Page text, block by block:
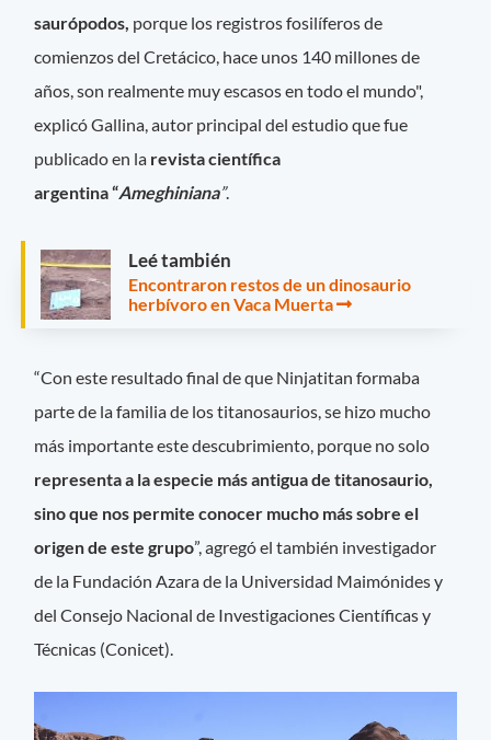
saurópodos, porque los registros fosilíferos de
comienzos del Cretácico, hace unos 140 millones de
años, son realmente muy escasos en todo el mundo",
explicó Gallina, autor principal del estudio que fue
publicado en la revista científica
argentina“Ameghiniana”.
Leé también
Encontraron restos de un dinosaurio
herbívoro en Vaca Muerta
“Con este resultado final de que Ninjatitan formaba
parte de la familia de los titanosaurios, se hizo mucho
más importante este descubrimiento, porque no solo
representa a la especie más antigua de titanosaurio,
sino que nos permite conocer mucho más sobre el
origen de este grupo”, agregó el también investigador
de la Fundación Azara de la Universidad Maimónides y
del Consejo Nacional de Investigaciones Científicas y
Técnicas (Conicet).